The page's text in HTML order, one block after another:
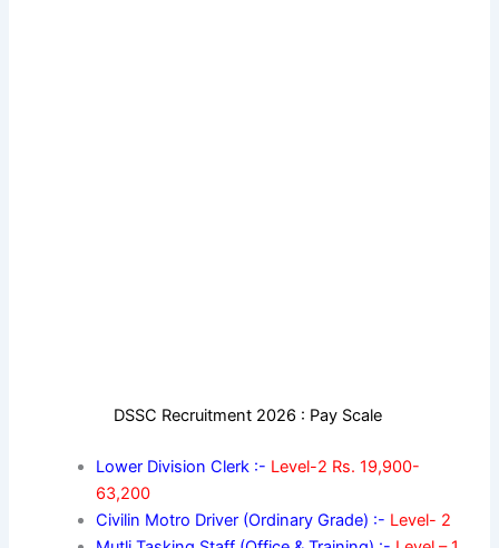
DSSC Recruitment 2026 : Pay Scale
Lower Division Clerk :- Level-2 Rs. 19,900-
63,200
Civilin Motro Driver (Ordinary Grade) :- Level- 2